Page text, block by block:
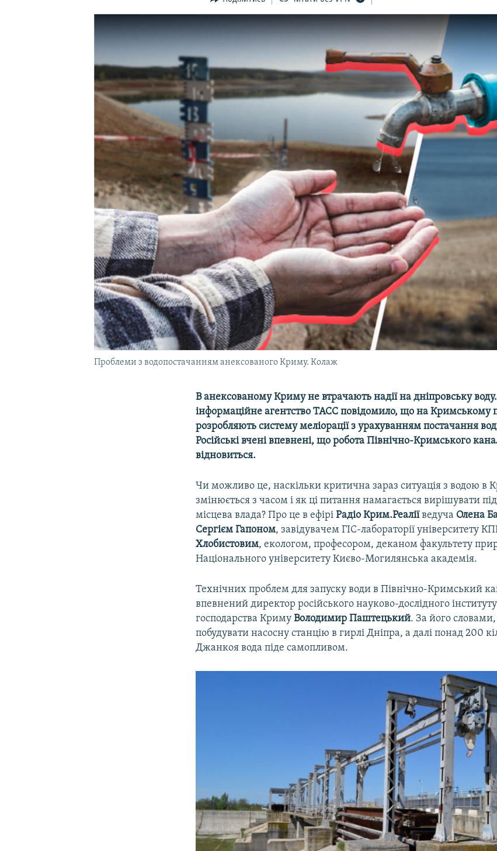
Проблеми з водопостачанням анексованого Криму. Колаж
В анексованому Криму не втрачають надії на дніпровську воду.
інформаційне агентство ТАСС повідомило, що на Кримському
розробляють систему меліорації з урахуванням постачання
Російські вчені впевнені, що робота Північно-Кримського
відновиться.
Чи можливо це, наскільки критична зараз ситуація з водою в
змінюється з часом і як ці питання намагається вирішувати
місцева влада? Про це в ефіріРадіо Крим.Реаліїведуча Олена
Сергієм Гапоном, завідувачем ГІС-лабораторії університету
Хлобистовим, екологом, професором, деканом факультету
Національного університету Києво-Могилянська академія.
Технічних проблем для запуску води в Північно-Кримський
впевнений директор російського науково-дослідного інституту
господарства КримуВолодимир Паштецький. За його
побудувати насосну станцію в гирлі Дніпра, а далі понад 200
Джанкоя вода піде самопливом.